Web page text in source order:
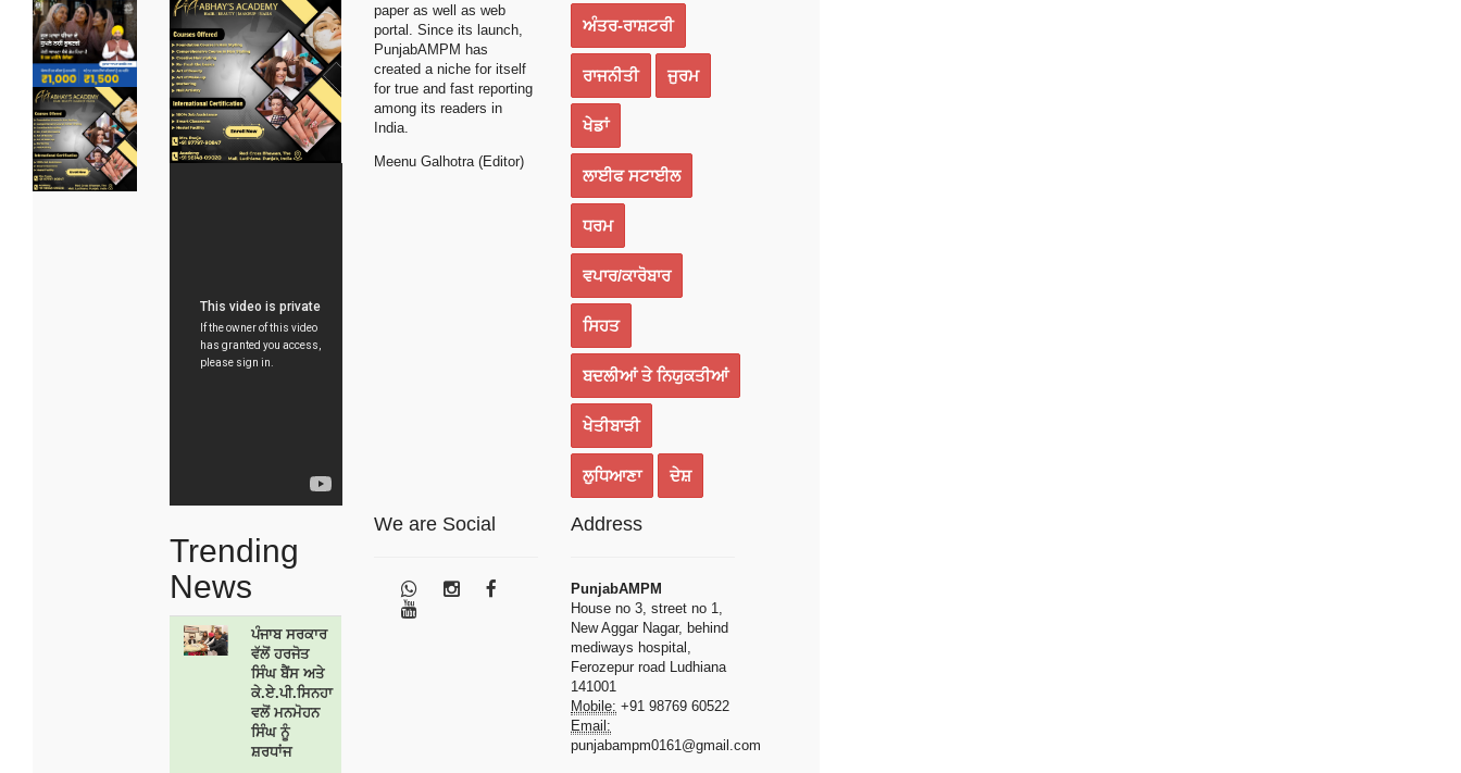
Trending
News
ਪੰਜਾਬ ਸਰਕਾਰ
ਵੱਲੋਂ ਹਰਜੋਤ
ਸਿੰਘ ਬੈਂਸ ਅਤੇ
ਕੇ.ਏ.ਪੀ.ਸਿਨਹਾ
ਵਲੋਂ ਮਨਮੋਹਨ
ਸਿੰਘ ਨੂੰ
ਸ਼ਰਧਾਂਜ
paper as well as web
portal. Since its launch,
PunjabAMPM has
created a niche for itself
for true and fast reporting
among its readers in
India.
Meenu Galhotra (Editor)
ਅੰਤਰ-ਰਾਸ਼ਟਰੀ
ਰਾਜਨੀਤੀ ਜੁਰਮ
ਖੇਡਾਂ
ਲਾਈਫ ਸਟਾਈਲ
ਧਰਮ
ਵਪਾਰ/ਕਾਰੋਬਾਰ
ਸਿਹਤ
ਬਦਲੀਆਂ ਤੇ ਨਿਯੁਕਤੀਆਂ
ਖੇਤੀਬਾੜੀ
ਲੁਧਿਆਣਾ ਦੇਸ਼
We are Social Address
PunjabAMPM
House no 3, street no 1,
New Aggar Nagar, behind
mediways hospital,
Ferozepur road Ludhiana
141001
Mobile: +91 98769 60522
Email:
punjabampm0161@gmail.com